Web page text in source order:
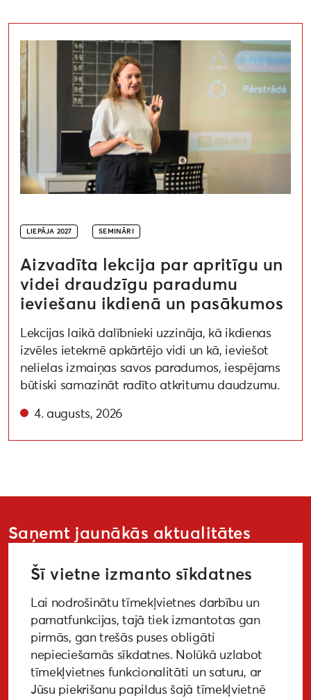
LIEPĀJA 2027 SEMINĀRI
Aizvadīta lekcija par apritīgu un
videi draudzīgu paradumu
ieviešanu ikdienā un pasākumos
Lekcijas laikā dalībnieki uzzināja, kā ikdienas
izvēles ietekmē apkārtējo vidi un kā, ieviešot
nelielas izmaiņas savos paradumos, iespējams
būtiski samazināt radīto atkritumu daudzumu.
4. augusts, 2026
Saņemt jaunākās aktualitātes
PIETEIKTIES
GALERIJA MEDIJIEM LKA PĒTĪJUMS
Šī vietne izmanto sīkdatnes
Lai nodrošinātu tīmekļvietnes darbību un
pamatfunkcijas, tajā tiek izmantotas gan
pirmās, gan trešās puses obligāti
nepieciešamās sīkdatnes. Nolūkā uzlabot
tīmekļvietnes funkcionalitāti un saturu, ar
Jūsu piekrišanu papildus šajā tīmekļvietnē